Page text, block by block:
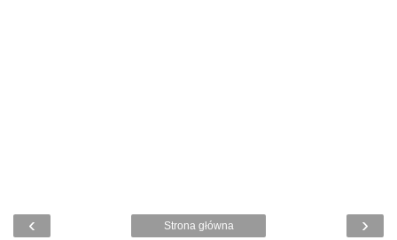
‹ ›
Strona główna